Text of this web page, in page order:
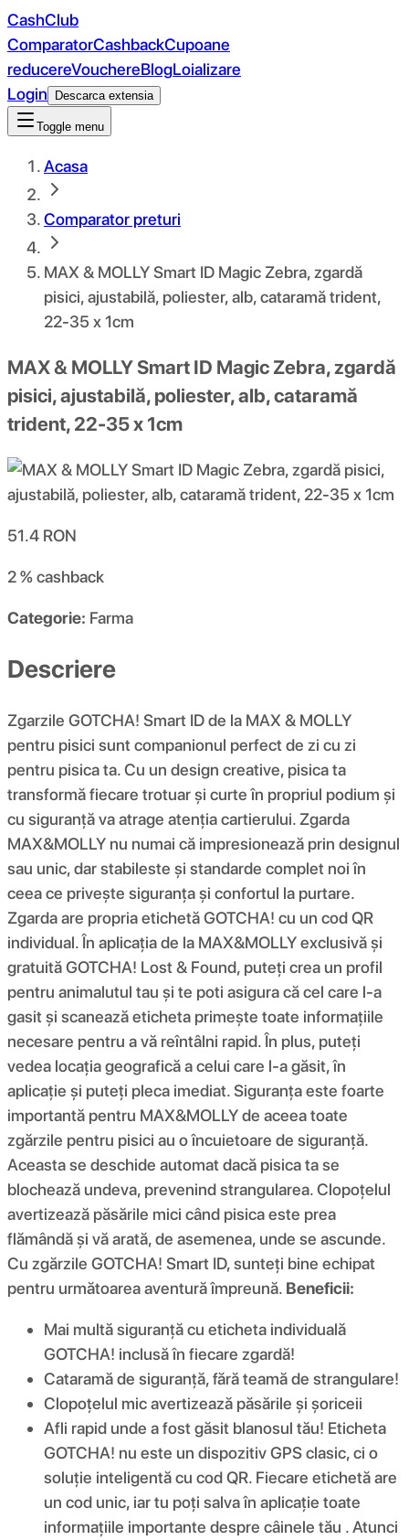
CashClub
ComparatorCashbackCupoane
reducereVouchereBlogLoializare
Login
Descarca extensia
Toggle menu
Acasa
Comparator preturi
MAX & MOLLY Smart ID Magic Zebra, zgardă
pisici, ajustabilă, poliester, alb, cataramă trident,
22-35 x 1cm
MAX & MOLLY Smart ID Magic Zebra, zgardă
pisici, ajustabilă, poliester, alb, cataramă
trident, 22-35 x 1cm
51.4 RON
2 %cashback
Categorie: Farma
Descriere
Zgarzile GOTCHA! Smart ID de la MAX & MOLLY
pentru pisici sunt companionul perfect de zi cu zi
pentru pisica ta. Cu un design creative, pisica ta
transformă fiecare trotuar și curte în propriul podium și
cu siguranță va atrage atenția cartierului. Zgarda
MAX&MOLLY nu numai că impresionează prin designul
sau unic, dar stabileste și standarde complet noi în
ceea ce privește siguranța și confortul la purtare.
Zgarda are propria etichetă GOTCHA! cu un cod QR
individual. În aplicația de la MAX&MOLLY exclusivă și
gratuită GOTCHA! Lost & Found, puteți crea un profil
pentru animalutul tau și te poti asigura că cel care l-a
gasit și scanează eticheta primește toate informațiile
necesare pentru a vă reîntâlni rapid. În plus, puteți
vedea locația geografică a celui care l-a găsit, în
aplicație și puteți pleca imediat. Siguranța este foarte
importantă pentru MAX&MOLLY de aceea toate
zgărzile pentru pisici au o încuietoare de siguranță.
Aceasta se deschide automat dacă pisica ta se
blochează undeva, prevenind strangularea. Clopoțelul
avertizează păsările mici când pisica este prea
flămândă și vă arată, de asemenea, unde se ascunde.
Cu zgărzile GOTCHA! Smart ID, sunteți bine echipat
pentru următoarea aventură împreună. Beneficii:
Mai multă siguranță cu eticheta individuală
GOTCHA! inclusă în fiecare zgardă!
Cataramă de siguranță, fără teamă de strangulare!
Clopoțelul mic avertizează păsările și șoriceii
Afli rapid unde a fost găsit blanosul tău! Eticheta
GOTCHA! nu este un dispozitiv GPS clasic, ci o
soluție inteligentă cu cod QR. Fiecare etichetă are
un cod unic, iar tu poți salva în aplicație toate
informațiile importante despre câinele tău . Atunci